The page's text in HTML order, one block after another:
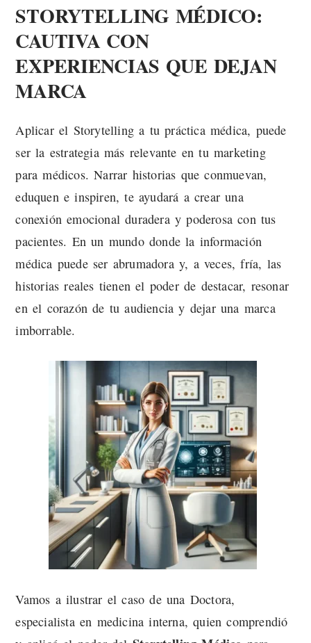
STORYTELLING MÉDICO:
CAUTIVA CON
EXPERIENCIAS QUE DEJAN
MARCA
Aplicar el Storytelling a tu práctica médica, puede
ser la estrategia más relevante en tu marketing
para médicos. Narrar historias que conmuevan,
eduquen e inspiren, te ayudará a crear una
conexión emocional duradera y poderosa con tus
pacientes. En un mundo donde la información
médica puede ser abrumadora y, a veces, fría, las
historias reales tienen el poder de destacar, resonar
en el corazón de tu audiencia y dejar una marca
imborrable.
Vamos a ilustrar el caso de una Doctora,
especialista en medicina interna, quien comprendió